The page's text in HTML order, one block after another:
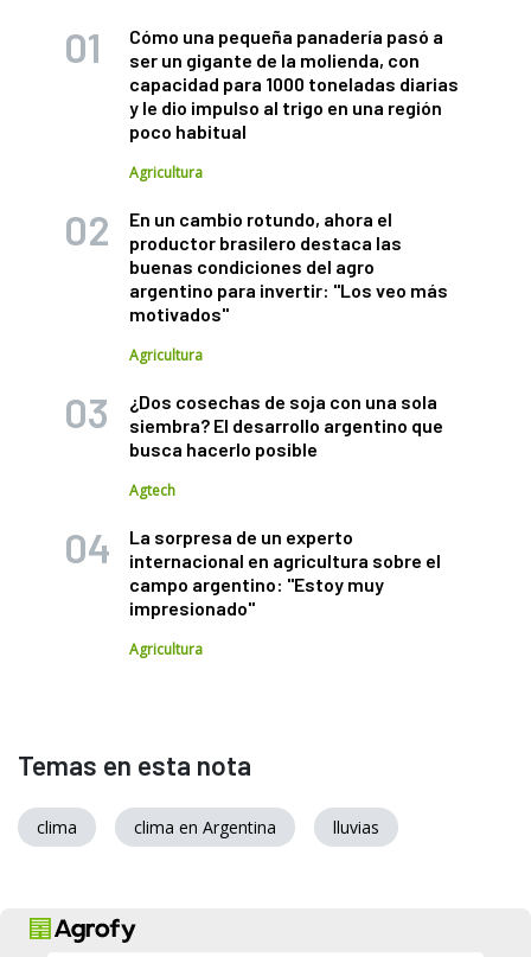
Cómo una pequeña panadería pasó a
ser un gigante de la molienda, con
capacidad para 1000 toneladas diarias
y le dio impulso al trigo en una región
poco habitual
Agricultura
En un cambio rotundo, ahora el
productor brasilero destaca las
buenas condiciones del agro
argentino para invertir: "Los veo más
motivados"
Agricultura
¿Dos cosechas de soja con una sola
siembra? El desarrollo argentino que
busca hacerlo posible
Agtech
La sorpresa de un experto
internacional en agricultura sobre el
campo argentino: "Estoy muy
impresionado"
Agricultura
Temas en esta nota
clima clima en Argentina lluvias